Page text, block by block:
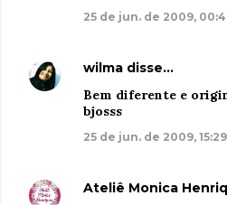
25 de jun. de 2009,
wilma disse…
Bem diferente e
bjosss
25 de jun. de 2009,
Ateliê Monica